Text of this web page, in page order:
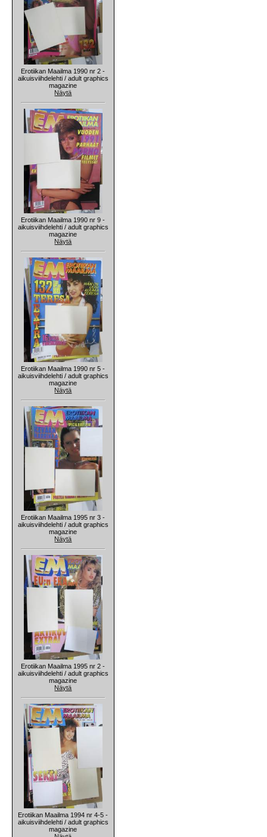
Erotiikan Maailma 1990 nr 2 -
aikuisviihdelehti / adult graphics
magazine
Näytä
Erotiikan Maailma 1990 nr 9 -
aikuisviihdelehti / adult graphics
magazine
Näytä
Erotiikan Maailma 1990 nr 5 -
aikuisviihdelehti / adult graphics
magazine
Näytä
Erotiikan Maailma 1995 nr 3 -
aikuisviihdelehti / adult graphics
magazine
Näytä
Erotiikan Maailma 1995 nr 2 -
aikuisviihdelehti / adult graphics
magazine
Näytä
Erotiikan Maailma 1994 nr 4-5 -
aikuisviihdelehti / adult graphics
magazine